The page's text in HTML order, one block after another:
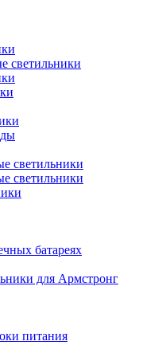
светильники
светильники
светильники
батареях
для Армстронг
питания